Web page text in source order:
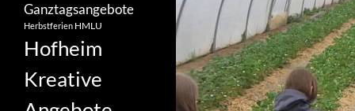
Ganztagsangebote
Herbstferien HMLU
Hofheim
Kreative